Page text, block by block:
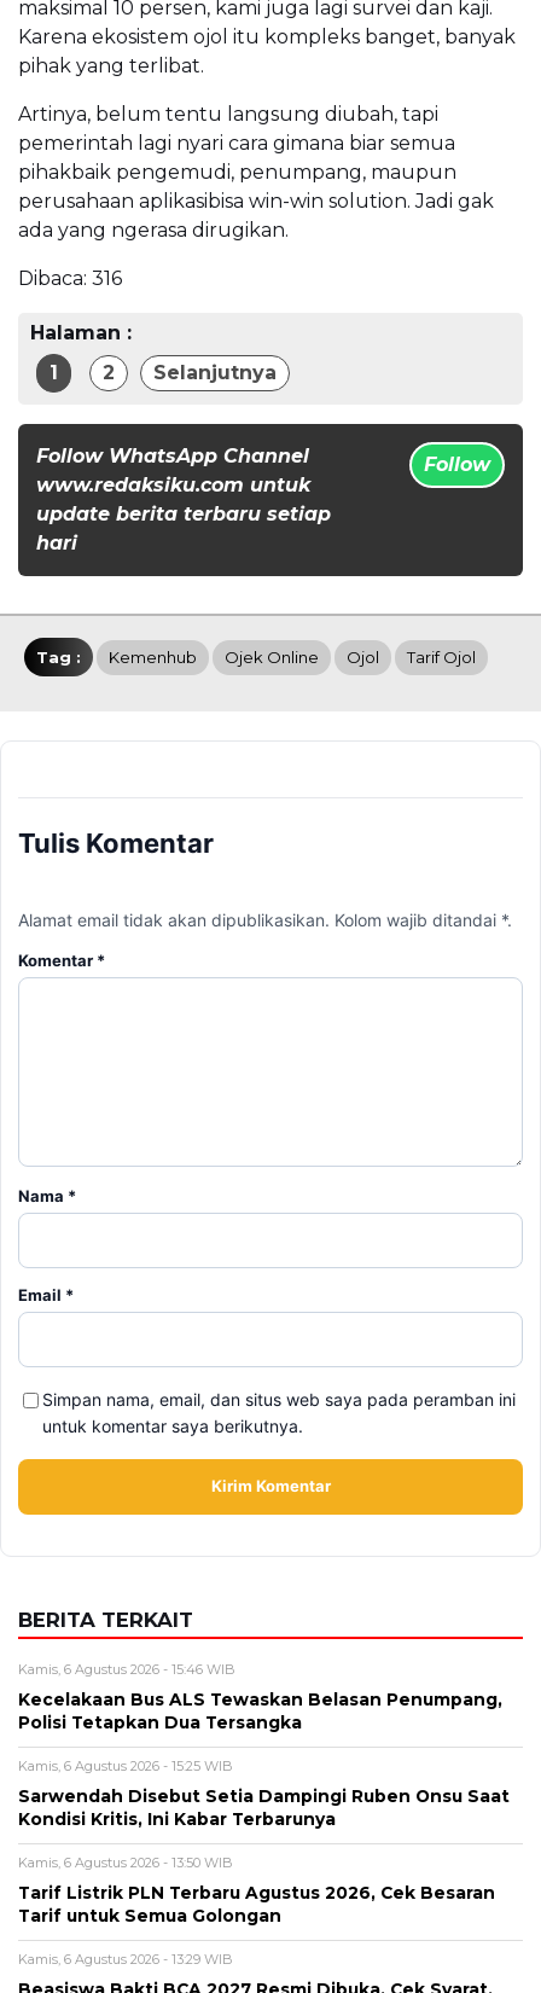
maksimal 10 persen, kami juga lagi survei dan kaji.
Karena ekosistem ojol itu kompleks banget, banyak
pihak yang terlibat.
Artinya, belum tentu langsung diubah, tapi
pemerintah lagi nyari cara gimana biar semua
pihakbaik pengemudi, penumpang, maupun
perusahaan aplikasibisa win-win solution. Jadi gak
ada yang ngerasa dirugikan.
Dibaca: 316
Halaman :
1
2 Selanjutnya
Follow WhatsApp Channel
www.redaksiku.com untuk
update berita terbaru setiap
hari
Follow
Tag : Kemenhub Ojek Online Ojol Tarif Ojol
Tulis Komentar
Alamat email tidak akan dipublikasikan. Kolom wajib ditandai *.
Komentar*